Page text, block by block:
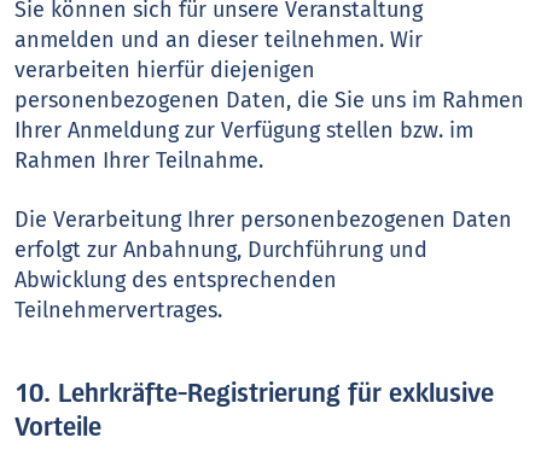
Sie können sich für unsere Veranstaltung
anmelden und an dieser teilnehmen. Wir
verarbeiten hierfür diejenigen
personenbezogenen Daten, die Sie uns im Rahmen
Ihrer Anmeldung zur Verfügung stellen bzw. im
Rahmen Ihrer Teilnahme.
Die Verarbeitung Ihrer personenbezogenen Daten
erfolgt zur Anbahnung, Durchführung und
Abwicklung des entsprechenden
Teilnehmervertrages.
10. Lehrkräfte-Registrierung für exklusive
Vorteile